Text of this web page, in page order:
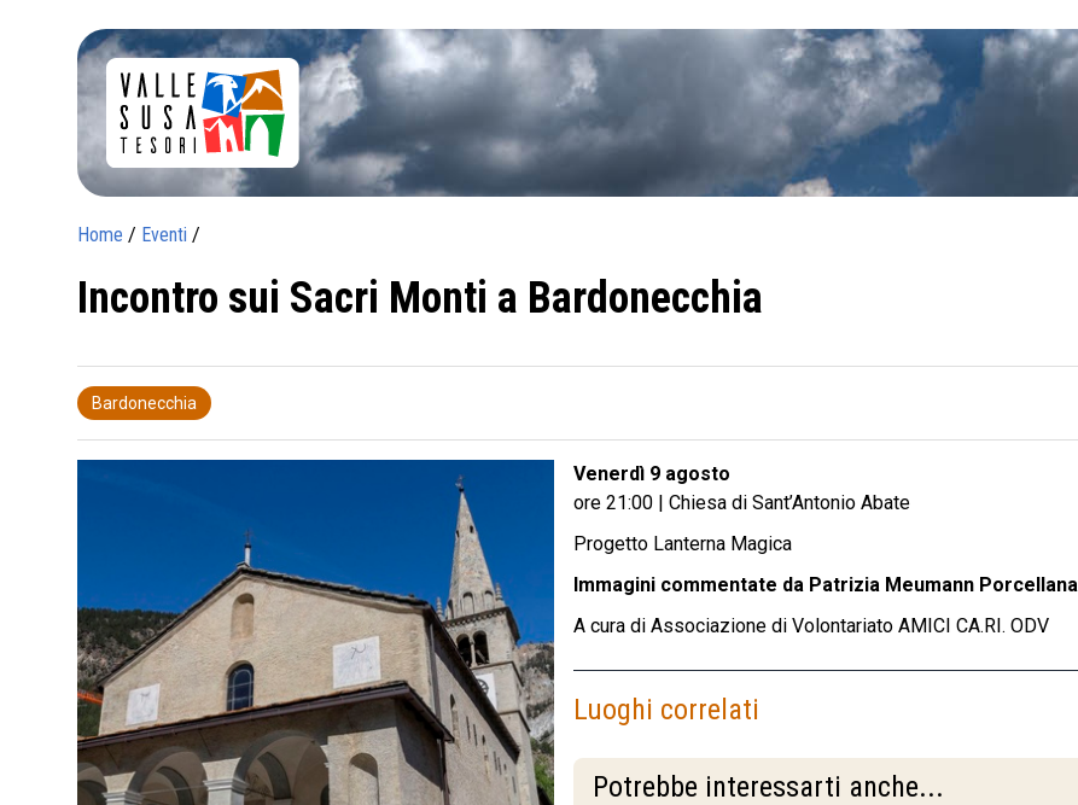
Home / Eventi /
Incontro sui Sacri Monti a Bardonecchia
Bardonecchia
Venerdì 9 agosto
ore 21:00 | Chiesa di Sant’Antonio Abate
Progetto Lanterna Magica
Immagini commentate da Patrizia Meumann Porcellana
A cura di Associazione di Volontariato AMICI CA.RI. ODV
Luoghi correlati
Potrebbe interessarti anche...